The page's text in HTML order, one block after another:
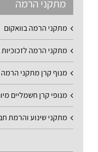
מתקני הרמה
מתקני הרמה בוואקום
מתקני הרמה לזכוכיות
מנוף קרן מתקני הרמה
מנופי קרן חשמליים
מתקני שינוע והרמת